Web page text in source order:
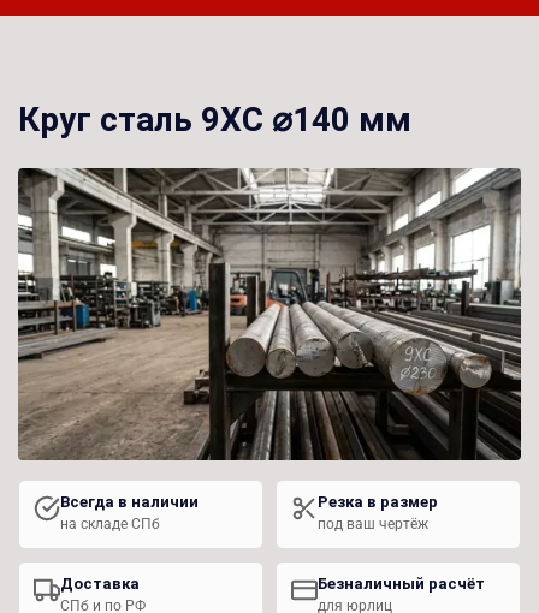
Круг сталь 9ХС ⌀140 мм
Всегда в наличии
на складе СПб
Резка в размер
под ваш чертёж
Доставка
СПб и по РФ
Безналичный расчёт
для юрлиц